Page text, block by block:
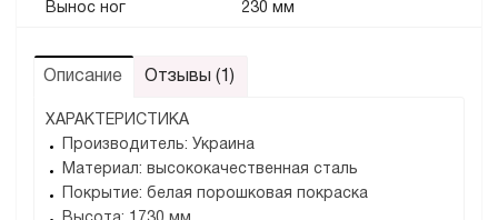
Вынос ног 230 мм
Описание Отзывы (1)
ХАРАКТЕРИСТИКА
Производитель: Украина
Материал: высококачественная сталь
Покрытие: белая порошковая покраска